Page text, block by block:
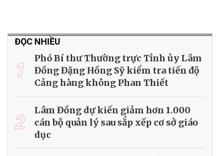
ĐỌC NHIỀU
1
Phó Bí thư Thường trực Tỉnh ủy Lâm
Đồng Đặng Hồng Sỹ kiểm tra tiến độ
Cảng hàng không Phan Thiết
2
Lâm Đồng dự kiến giảm hơn 1.000
cán bộ quản lý sau sắp xếp cơ sở giáo
dục